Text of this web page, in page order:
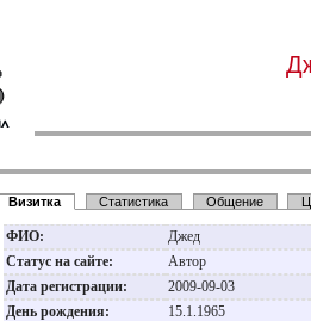
Визитка Статистика Общение
ФИО:
Джед
Статус на сайте:
Автор
Дата регистрации:
2009-09-03
День рождения:
15.1.1965